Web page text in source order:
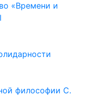
«Времени и
философии С.